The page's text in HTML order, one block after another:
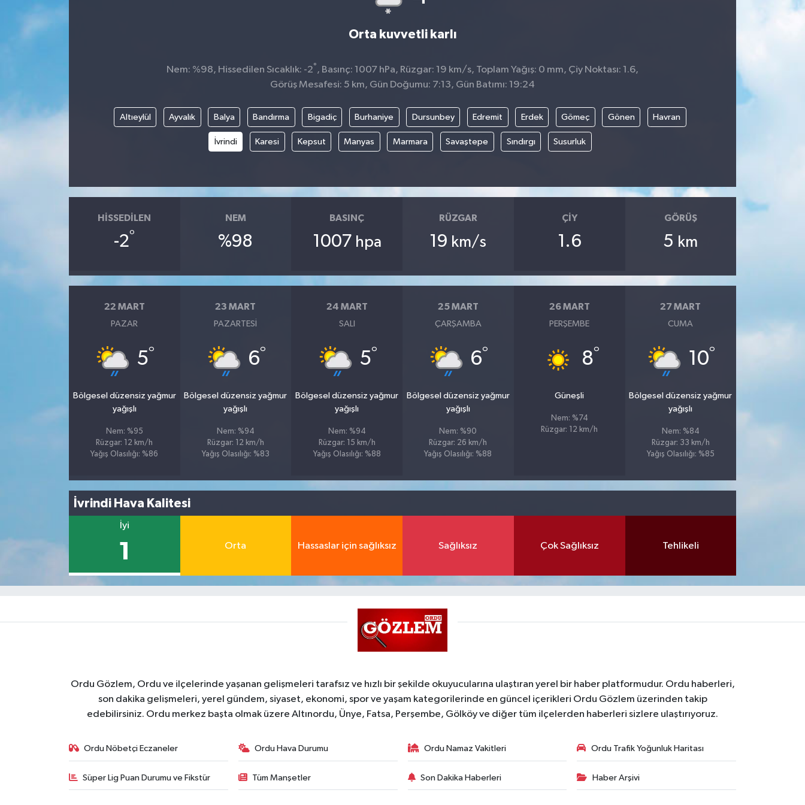
Orta kuvvetli karlı
Nem: %98, Hissedilen Sıcaklık: -2° , Basınç: 1007 hPa, Rüzgar: 19 km/s, Toplam Yağış: 0 mm, Çiy Noktası: 1.6,
Görüş Mesafesi: 5 km, Gün Doğumu: 7:13, Gün Batımı: 19:24
Altıeylül Ayvalık Balya Bandırma Bigadiç Burhaniye Dursunbey Edremit Erdek Gömeç Gönen Havran
İvrindi Karesi Kepsut Manyas Marmara Savaştepe Sındırgı Susurluk
HISSEDILEN
-2°
NEM
%98
BASINÇ
1007 hpa
RÜZGAR
19 km/s
ÇIY
1.6
GÖRÜŞ
5 km
22 MART
PAZAR
5°
Bölgesel düzensiz yağmur
yağışlı
Nem: %95
Rüzgar: 12 km/h
Yağış Olasılığı: %86
23 MART
PAZARTESI
6°
Bölgesel düzensiz yağmur
yağışlı
Nem: %94
Rüzgar: 12 km/h
Yağış Olasılığı: %83
24 MART
SALI
5°
Bölgesel düzensiz yağmur
yağışlı
Nem: %94
Rüzgar: 15 km/h
Yağış Olasılığı: %88
25 MART
ÇARŞAMBA
6°
Bölgesel düzensiz yağmur
yağışlı
Nem: %90
Rüzgar: 26 km/h
Yağış Olasılığı: %88
26 MART
PERŞEMBE
8°
Güneşli
Nem: %74
Rüzgar: 12 km/h
27 MART
CUMA
10°
Bölgesel düzensiz yağmur
yağışlı
Nem: %84
Rüzgar: 33 km/h
Yağış Olasılığı: %85
İvrindi Hava Kalitesi
İyi
1 Orta Hassaslar için sağlıksız Sağlıksız Çok Sağlıksız Tehlikeli
Ordu Gözlem, Ordu ve ilçelerinde yaşanan gelişmeleri tarafsız ve hızlı bir şekilde okuyucularına ulaştıran yerel bir haber platformudur. Ordu haberleri,
son dakika gelişmeleri, yerel gündem, siyaset, ekonomi, spor ve yaşam kategorilerinde en güncel içerikleri Ordu Gözlem üzerinden takip
edebilirsiniz. Ordu merkez başta olmak üzere Altınordu, Ünye, Fatsa, Perşembe, Gölköy ve diğer tüm ilçelerden haberleri sizlere ulaştırıyoruz.
Ordu Nöbetçi Eczaneler Ordu Hava Durumu Ordu Namaz Vakitleri Ordu Trafik Yoğunluk Haritası
Süper Lig Puan Durumu ve Fikstür Tüm Manşetler Son Dakika Haberleri Haber Arşivi